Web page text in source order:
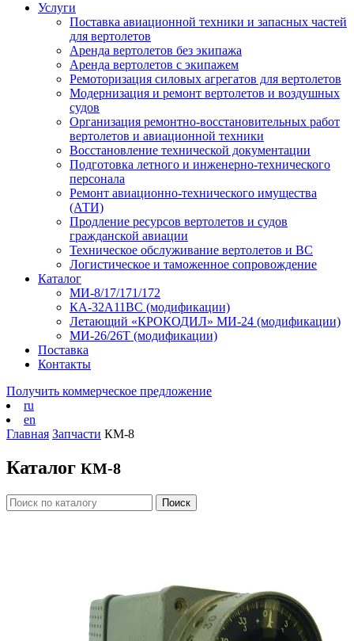
Услуги
Поставка авиационной техники и запасных частей
для вертолетов
Аренда вертолетов без экипажа
Аренда вертолетов с экипажем
Ремоторизация силовых агрегатов для вертолетов
Модернизация и ремонт вертолетов и воздушных
судов
Организация ремонтно-восстановительных работ
вертолетов и авиационной техники
Восстановление технической документации
Подготовка летного и инженерно-технического
персонала
Ремонт авиационно-технического имущества
(АТИ)
Продление ресурсов вертолетов и судов
гражданской авиации
Техническое обслуживание вертолетов и ВС
Логистическое и таможенное сопровождение
Каталог
МИ-8/17/171/172
КА-32А11ВС (модификации)
Летающий «КРОКОДИЛ» МИ-24 (модификации)
МИ-26/26Т (модификации)
Поставка
Контакты
Получить коммерческое предложение
ru
en
Главная Запчасти КМ-8
Каталог КМ-8